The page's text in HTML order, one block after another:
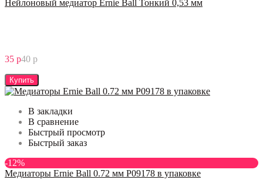
Нейлоновый медиатор Ernie Ball Тонкий 0,53 мм
35 р40 р
Купить
В закладки
В сравнение
Быстрый просмотр
Быстрый заказ
-12%
Медиаторы Ernie Ball 0.72 мм P09178 в упаковке